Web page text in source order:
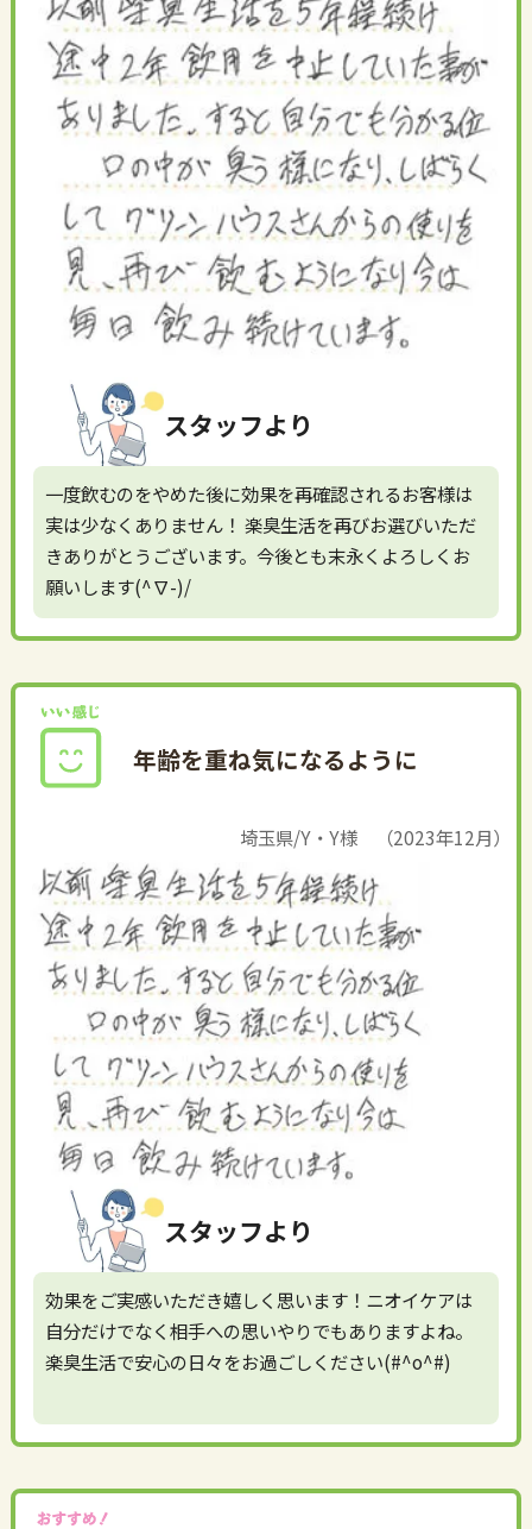
スタッフより
一度飲むのをやめた後に効果を再確認されるお客様は
実は少なくありません！ 楽臭生活を再びお選びいただ
きありがとうございます。今後とも末永くよろしくお
願いします(^∇-)/
年齢を重ね気になるように
埼玉県/Y・Y様 （2023年12月）
スタッフより
効果をご実感いただき嬉しく思います！ニオイケアは
自分だけでなく相手への思いやりでもありますよね。
楽臭生活で安心の日々をお過ごしください(#^o^#)